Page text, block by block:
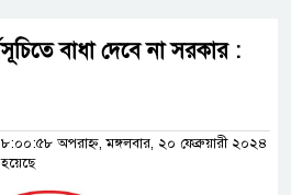
বাধা দেবে না সরকার :
অপরাহ্ন, মঙ্গলবার, ২০ ফেব্রুয়ারী ২০২৪